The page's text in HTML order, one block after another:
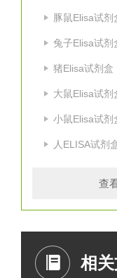
豚鼠Elisa试剂
兔子Elisa试剂
猪Elisa试剂盒
大鼠Elisa试剂
小鼠Elisa试剂
人ELISA试剂
查
相